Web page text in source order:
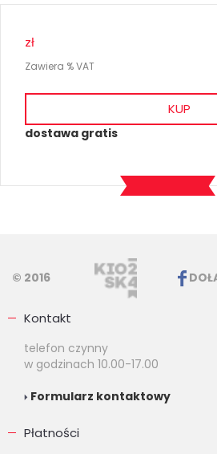
zł
Zawiera % VAT
KUP
dostawa gratis
© 2016
Kontakt
telefon czynny
w godzinach 10.00-17.00
Formularz kontaktowy
Płatności